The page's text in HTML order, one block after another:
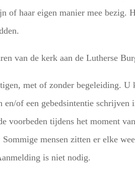
of haar eigen manier mee bezig.
van de kerk aan de Lutherse
met of zonder begeleiding.
en/of een gebedsintentie
voorbeden tijdens het moment
Sommige mensen zitten er elke
is niet nodig.